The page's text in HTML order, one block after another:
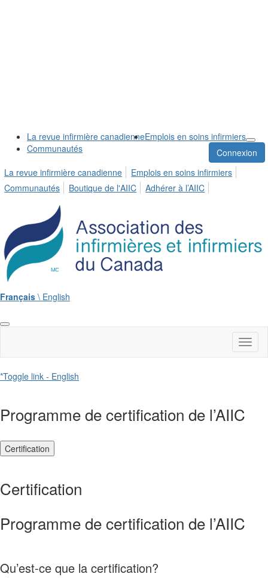
La revue infirmière canadienneEmplois en soins infirmiers
Communautés
Connexion
La revue infirmière canadienne
Emplois en soins infirmiers
Communautés
Boutique de l'AIIC Adhérer à l’AIIC
Français \ English
*Toggle link - English
Programme de certification de l’AIIC
Certification
Certification
Programme de certification de l’AIIC
Qu’est-ce que la certification?